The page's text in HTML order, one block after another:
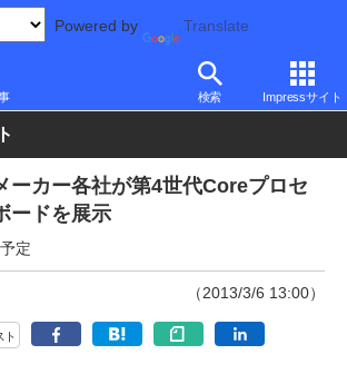
Powered by Translate
検索 Impressサイト
辺機器 マザーボード
ーカー各社が第4世代Coreプロセ
ードを展示
定
（2013/3/6 13:00）
ト